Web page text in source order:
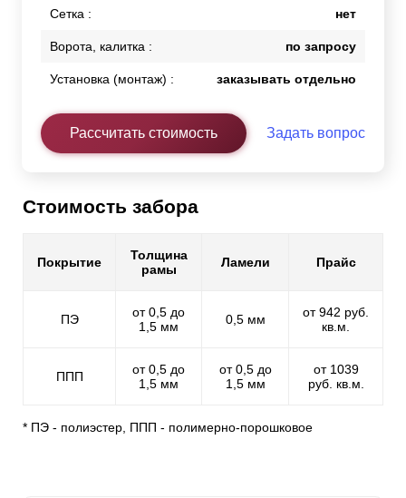
Сетка : нет
Ворота, калитка : по запросу
Установка (монтаж) : заказывать отдельно
Рассчитать стоимость Задать вопрос
Стоимость забора
Покрытие
Толщина
рамы
Ламели Прайс
ПЭ
от 0,5 до
1,5 мм
0,5 мм
от 942 руб.
кв.м.
ППП
от 0,5 до
1,5 мм
от 0,5 до
1,5 мм
от 1039
руб. кв.м.
* ПЭ - полиэстер, ППП - полимерно-порошковое